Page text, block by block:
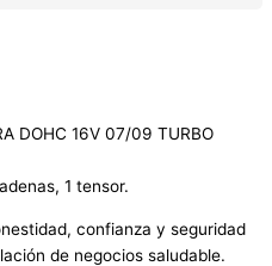
DOHC 16V 07/09 TURBO
1 tensor.
confianza y seguridad
de negocios saludable.